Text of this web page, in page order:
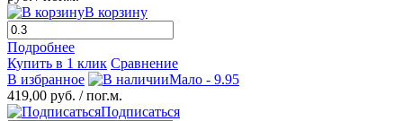
В корзину
Подробнее
Купить в 1 клик Сравнение
В избранное
Мало - 9.95
419,00 руб. / пог.м.
Подписаться